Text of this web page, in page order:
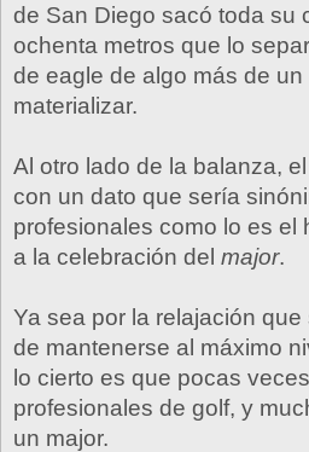
de San Diego sacó toda su
ochenta metros que lo
de eagle de algo más de
materializar.
Al otro lado de la balanza,
con un dato que sería
profesionales como lo es el
a la celebración del major.
Ya sea por la relajación
de mantenerse al máximo
lo cierto es que pocas
profesionales de golf, y
un major.